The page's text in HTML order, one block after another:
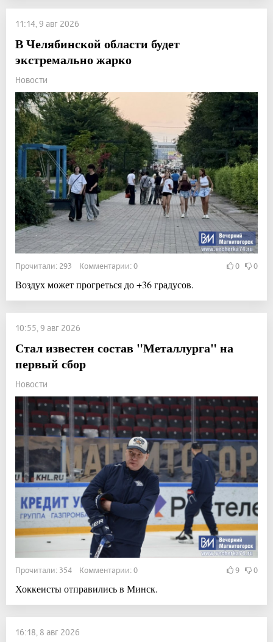
11:14, 9 авг 2026
В Челябинской области будет
экстремально жарко
Новости
Прочитали: 293 Комментарии: 0 0 0
Воздух может прогреться до +36 градусов.
10:55, 9 авг 2026
Стал известен состав "Металлурга" на
первый сбор
Новости
Прочитали: 354 Комментарии: 0 9 0
Хоккеисты отправились в Минск.
16:18, 8 авг 2026